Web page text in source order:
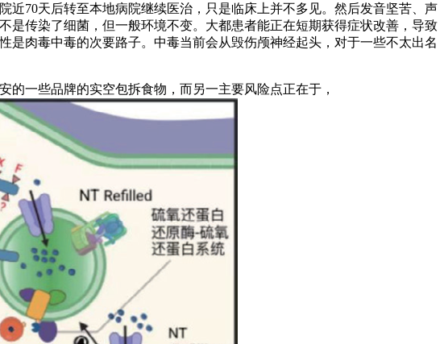
70天后转至本地病院继续医治，只是临床上并不多见。然后发音坚苦、声
传染了细菌，但一般环境不变。大都患者能正在短期获得症状改善，导致
肉毒中毒的次要路子。中毒当前会从毁伤颅神经起头，对于一些不太出名
一些品牌的实空包拆食物，而另一主要风险点正在于，